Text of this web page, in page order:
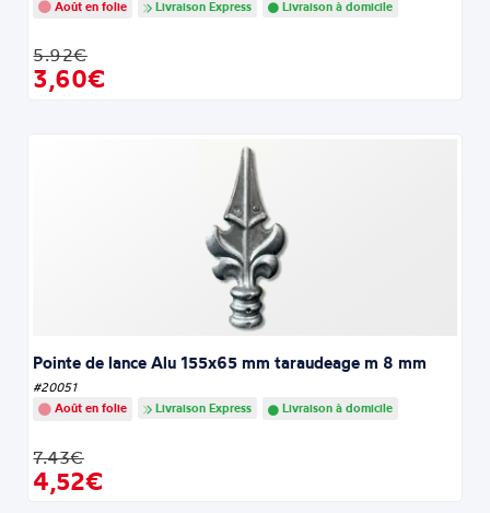
Août en folie Livraison Express Livraison à domicile
5.92€
3,60€
Pointe de lance Alu 155x65 mm taraudeage m 8 mm
#20051
Août en folie
Livraison Express Livraison à domicile
7.43€
4,52€